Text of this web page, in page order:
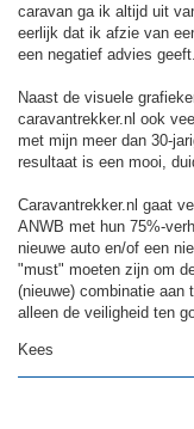
caravan ga ik altijd uit
eerlijk dat ik afzie van
een negatief advies geeft.
Naast de visuele
caravantrekker.nl ook
met mijn meer dan 30-
resultaat is een mooi,
Caravantrekker.nl gaat
ANWB met hun 75%-
nieuwe auto en/of een
"must" moeten zijn om
(nieuwe) combinatie aan
alleen de veiligheid ten
Kees